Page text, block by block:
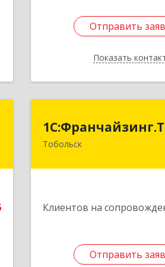
Отправить
Показать
Отправить
Назад
Тобольск
Клиентов на
Отправить
Отправить